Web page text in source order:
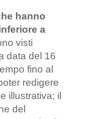
hanno
a
visti
data del 16
fino al
redigere
illustrativa; il
del